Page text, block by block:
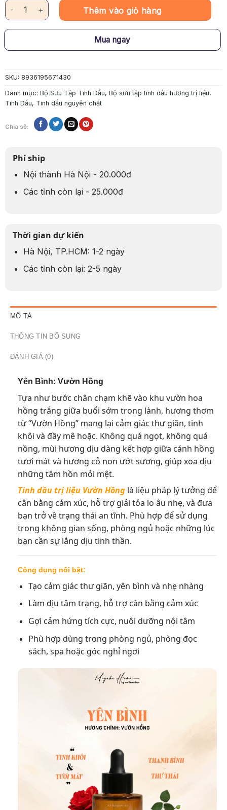
Tinh Dầu Trị Liệu - Yên Bình: Vườn Hồng số lượng
Thêm vào giỏ hàng
Mua ngay
SKU: 8936195671430
Danh mục: Bộ Sưu Tập Tinh Dầu, Bộ sưu tập tinh dầu hương trị liệu,
Tinh Dầu, Tinh dầu nguyên chất
Chia sẻ:
Phí ship
Nội thành Hà Nội - 20.000đ
Các tỉnh còn lại - 25.000đ
Thời gian dự kiến
Hà Nội, TP.HCM: 1-2 ngày
Các tỉnh còn lại: 2-5 ngày
MÔ TẢ
THÔNG TIN BỔ SUNG
ĐÁNH GIÁ (0)
Yên Bình: Vườn Hồng
Tựa như bước chân chạm khẽ vào khu vườn hoa
hồng trắng giữa buổi sớm trong lành, hương thơm
từ “Vườn Hồng” mang lại cảm giác thư giãn, tinh
khôi và đầy mê hoặc. Không quá ngọt, không quá
nồng, mùi hương dịu dàng kết hợp giữa cánh hồng
tươi mát và hương cỏ non ướt sương, giúp xoa dịu
những tâm hồn mỏi mệt.
Tinh dầu trị liệu Vườn Hồnglà liệu pháp lý tưởng để
cân bằng cảm xúc, hỗ trợ giải tỏa lo âu nhẹ, và đưa
bạn trở về trạng thái an tĩnh. Phù hợp để sử dụng
trong không gian sống, phòng ngủ hoặc những lúc
bạn cần sự lắng dịu tinh thần.
Công dụng nổi bật:
Tạo cảm giác thư giãn, yên bình và nhẹ nhàng
Làm dịu tâm trạng, hỗ trợ cân bằng cảm xúc
Gợi cảm hứng tích cực, nuôi dưỡng nội tâm
Phù hợp dùng trong phòng ngủ, phòng đọc
sách, spa hoặc góc nghỉ ngơi